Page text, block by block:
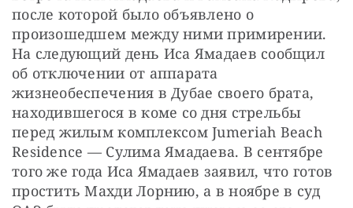
после которой было объявлено о
произошедшем между ними примирении.
На следующий день Иса Ямадаев сообщил
об отключении от аппарата
жизнеобеспечения в Дубае своего брата,
находившегося в коме со дня стрельбы
перед жилым комплексом Jumeriah Beach
Residence — Сулима Ямадаева. В сентябре
того же года Иса Ямадаев заявил, что готов
простить Махди Лорнию, а в ноябре в суд